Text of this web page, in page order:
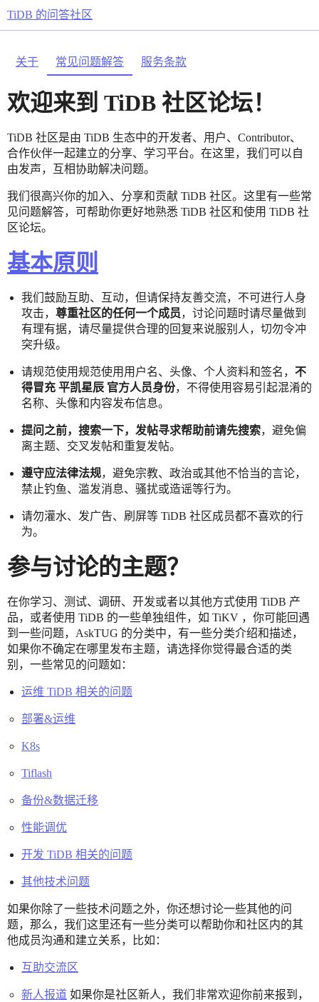
TiDB 的问答社区
关于 常见问题解答 服务条款
欢迎来到 TiDB 社区论坛！
TiDB 社区是由 TiDB 生态中的开发者、用户、Contributor、
合作伙伴一起建立的分享、学习平台。在这里，我们可以自
由发声，互相协助解决问题。
我们很高兴你的加入、分享和贡献 TiDB 社区。这里有一些常
见问题解答，可帮助你更好地熟悉 TiDB 社区和使用 TiDB 社
区论坛。
基本原则
我们鼓励互助、互动，但请保持友善交流，不可进行人身
攻击， 尊重社区的任何一个成员，讨论问题时请尽量做到
有理有据，请尽量提供合理的回复来说服别人，切勿令冲
突升级。
请规范使用规范使用用户名、头像、个人资料和签名， 不
得冒充 平凯星辰 官方人员身份，不得使用容易引起混淆的
名称、头像和内容发布信息。
提问之前，搜索一下，发帖寻求帮助前请先搜索，避免偏
离主题、交叉发帖和重复发帖。
遵守应法律法规，避免宗教、政治或其他不恰当的言论，
禁止钓鱼、滥发消息、骚扰或造谣等行为。
请勿灌水、发广告、刷屏等 TiDB 社区成员都不喜欢的行
为。
参与讨论的主题？
在你学习、测试、调研、开发或者以其他方式使用 TiDB 产
品，或者使用 TiDB 的一些单独组件，如 TiKV ，你可能回遇
到一些问题，AskTUG 的分类中，有一些分类介绍和描述，
如果你不确定在哪里发布主题，请选择你觉得最合适的类
别，一些常见的问题如：
运维 TiDB 相关的问题
部署&运维
K8s
Tiflash
备份&数据迁移
性能调优
开发 TiDB 相关的问题
其他技术问题
如果你除了一些技术问题之外，你还想讨论一些其他的问
题，那么，我们这里还有一些分类可以帮助你和社区内的其
他成员沟通和建立关系，比如：
互助交流区
新人报道 如果你是社区新人，我们非常欢迎你前来报到，